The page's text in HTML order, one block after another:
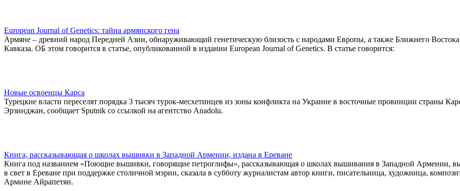
European Journal of Genetics: тайна армянского гена
Армяне – древний народ Передней Азии, обнаруживающий генетическую близость с народами Европы, а также Ближнего
Кавказа. ОБ этом говорится в статье, опубликованной в издании European Journal of Genetics. В статье говорится:
Новые освоенцы Карса
Турецкие власти переселят порядка 3 тысяч турок-месхетинцев из зоны конфликта на Украине в восточные провинции страны
Эрзинджан, сообщает Sputnik со ссылкой на агентство Anadolu.
Книга, рассказывающая о школах вышивки в Западной Армении, издана в Ереване
Книга под названием «Поющие вышивки, говорящие петроглифы», рассказывающая о школах вышивания в Западной Армении,
в свет в Ереване при поддержке столичной мэрии, сказала в субботу журналистам автор книги, писательница, художница,
Армине Айрапетян.